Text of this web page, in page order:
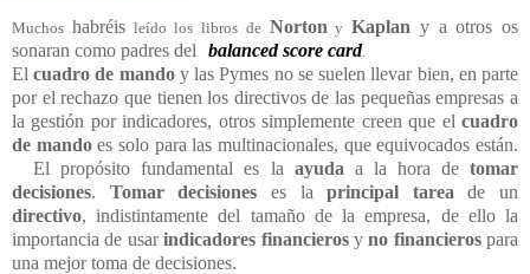
Muchos habréis leído los libros de Norton y Kaplan y a otros os
sonaran como padres del balanced score card
Elcuadro de mandoy las Pymes no se suelen llevar bien, en parte
por el rechazo que tienen los directivos de las pequeñas empresas a
la gestión por indicadores, otros simplemente creen que el cuadro
de mandoes solo para las multinacionales, que equivocados están.
El propósito fundamental es la ayuda a la hora detomar
decisiones. Tomar decisiones es laprincipal tarea de un
directivo, indistintamente del tamaño de la empresa, de ello la
importancia de usarindicadores financierosyno financierospara
una mejor toma de decisiones.